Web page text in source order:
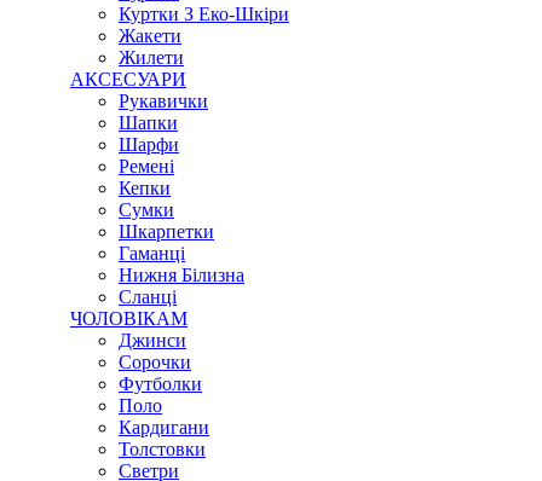
Куртки З Еко-Шкіри
Жакети
Жилети
АКСЕСУАРИ
Рукавички
Шапки
Шарфи
Ремені
Кепки
Сумки
Шкарпетки
Гаманці
Нижня Білизна
Сланці
ЧОЛОВІКАМ
Джинси
Сорочки
Футболки
Поло
Кардигани
Толстовки
Светри